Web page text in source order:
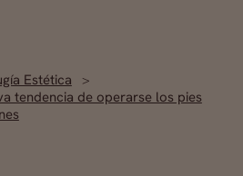
Estética
tendencia de operarse los pies